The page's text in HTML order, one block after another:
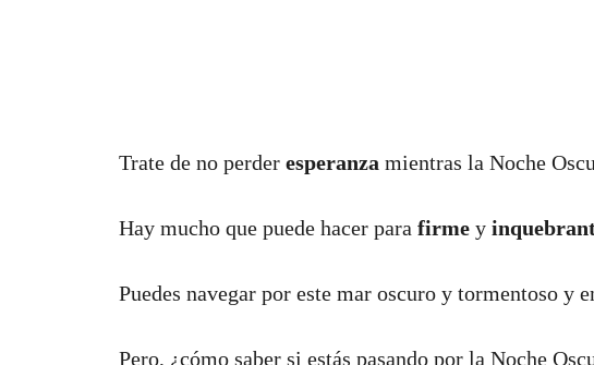
Trate de no perder esperanza mientras la Noche
Hay mucho que puede hacer para firme y
Puedes navegar por este mar oscuro y tormentoso y
Pero, ¿cómo saber si estás pasando por la Noche